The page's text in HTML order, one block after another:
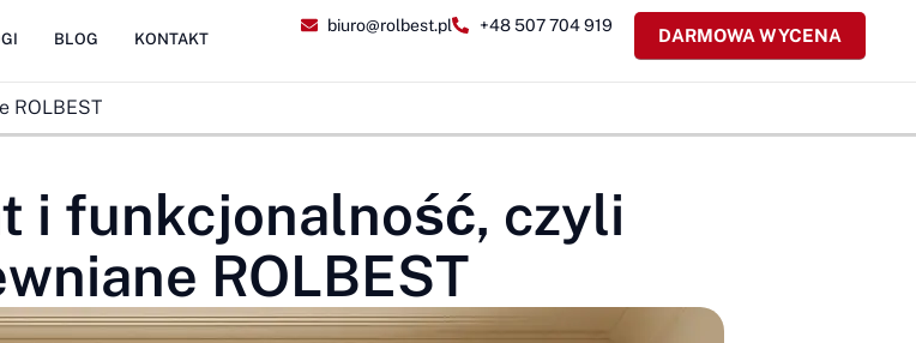
BLOG KONTAKT DARMOWA WYCENA
biuro@rolbest.pl +48 507 704 919
ROLBEST
i funkcjonalność, czyli
ROLBEST